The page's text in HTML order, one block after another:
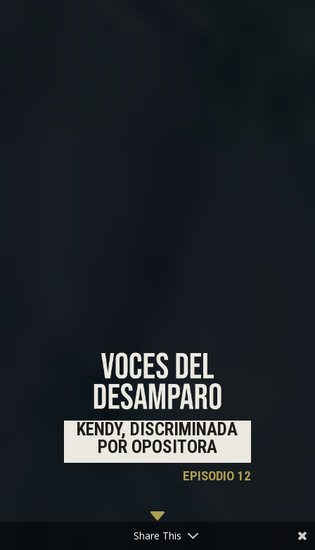
KENDY, DISCRIMINADA
POR OPOSITORA
EPISODIO 12
C
Share This